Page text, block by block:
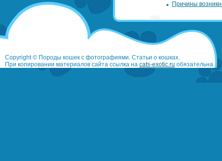
Причины
Copyright © Породы кошек с фотографиями. Статьи о кошках.
При копировании материалов сайта ссылка на cats-exotic.ru обязательна